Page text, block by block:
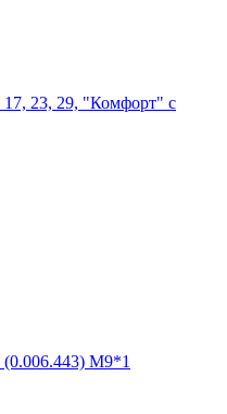
23, 29, "Комфорт" с
М9*1